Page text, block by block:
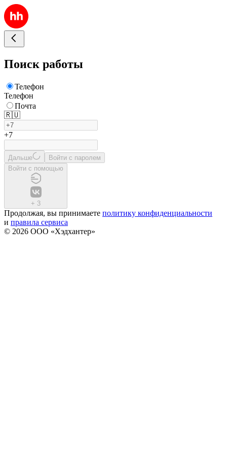
Поиск работы
Телефон
Телефон
Почта
🇷🇺
+7
Дальше
Войти с паролем
Войти с помощью
+ 3
Продолжая, вы принимаете политику конфиденциальности
и правила сервиса
© 2026 ООО «Хэдхантер»